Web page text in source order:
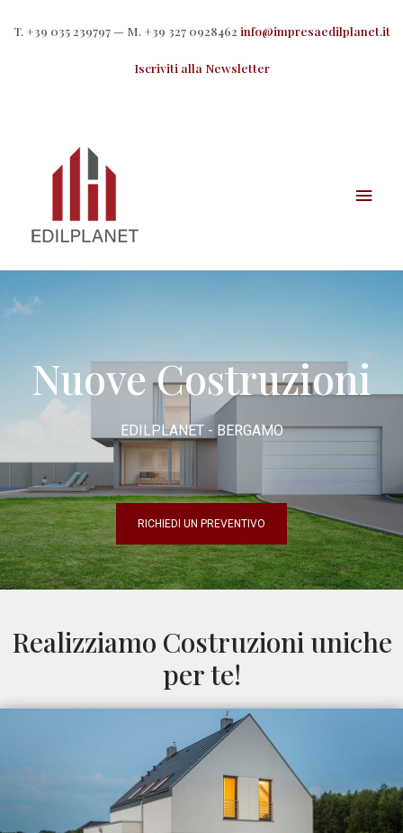
T. +39 035 239797 — M. +39 327 0928462 info@impresaedilplanet.it
Iscriviti alla Newsletter
Nuove Costruzioni
EDILPLANET - BERGAMO
RICHIEDI UN PREVENTIVO
Realizziamo Costruzioni uniche
per te!